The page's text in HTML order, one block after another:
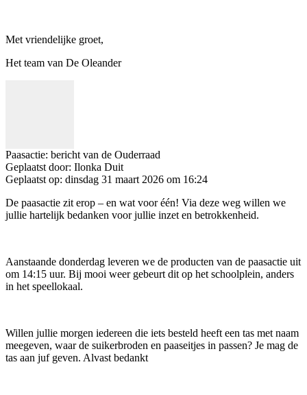
Met vriendelijke groet,
Het team van De Oleander
Paasactie: bericht van de Ouderraad
Geplaatst door: Ilonka Duit
Geplaatst op: dinsdag 31 maart 2026 om 16:24
De paasactie zit erop – en wat voor één! Via deze weg willen we
jullie hartelijk bedanken voor jullie inzet en betrokkenheid.
Aanstaande donderdag leveren we de producten van de paasactie uit
om 14:15 uur. Bij mooi weer gebeurt dit op het schoolplein, anders
in het speellokaal.
Willen jullie morgen iedereen die iets besteld heeft een tas met naam
meegeven, waar de suikerbroden en paaseitjes in passen? Je mag de
tas aan juf geven. Alvast bedankt